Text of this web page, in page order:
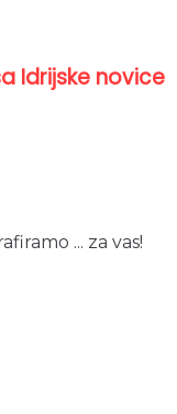
Idrijske novice
... za vas!